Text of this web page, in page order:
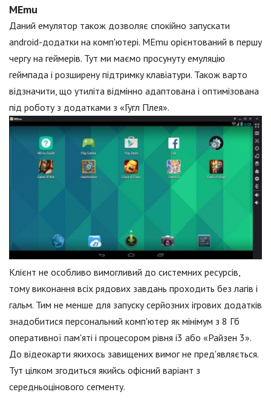
MEmu
Даний емулятор також дозволяє спокійно запускати
android-додатки на комп'ютері. MEmu орієнтований в першу
чергу на геймерів. Тут ми маємо просунуту емуляцію
геймпада і розширену підтримку клавіатури. Також варто
відзначити, що утиліта відмінно адаптована і оптимізована
під роботу з додатками з «Гугл Плея».
Клієнт не особливо вимогливий до системних ресурсів,
тому виконання всіх рядових завдань проходить без лагів і
гальм. Тим не менше для запуску серйозних ігрових додатків
знадобитися персональний комп'ютер як мінімум з 8 Гб
оперативної пам'яті і процесором рівня i3 або «Райзен 3».
До відеокарти якихось завищених вимог не пред'являється.
Тут цілком згодиться якийсь офісний варіант з
середньоцінового сегменту.